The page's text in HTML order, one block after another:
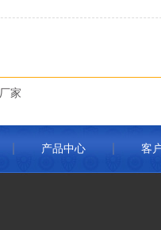
家
产品中心 客